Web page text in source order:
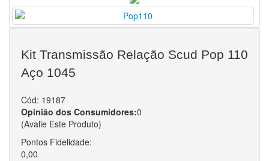
Antena Corta Pipa
Bolsa de Hidratação
Capa de Banco Térmica
Guidom
Intercomunicador
Mochilas
Outros
Baús e Bagageiros Baús e Bagageiros
Baús e Bagageiros
Alças e Bagageiros
Kit Transmissão Relação Scud Pop 110
Aço 1045
Cód: 19187
Opinião dos Consumidores:0
(Avalie Este Produto)
Pontos Fidelidade:
0,00